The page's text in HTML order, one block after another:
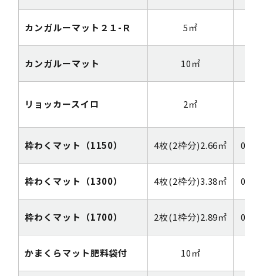
カンガルーマット２１-Ｒ 5㎡
カンガルーマット 10㎡
リョッカースイロ 2㎡
枠わくマット（1150） 4枚(2枠分)2.66㎡
枠わくマット（1300） 4枚(2枠分)3.38㎡
枠わくマット（1700） 2枚(1枠分)2.89㎡
かまくらマット肥料袋付 10㎡